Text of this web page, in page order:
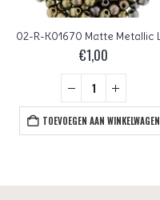
€1,00
TOEVOEGEN AAN WINKELWAGEN